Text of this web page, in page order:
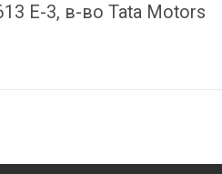
Е-3, в-во Tata Motors